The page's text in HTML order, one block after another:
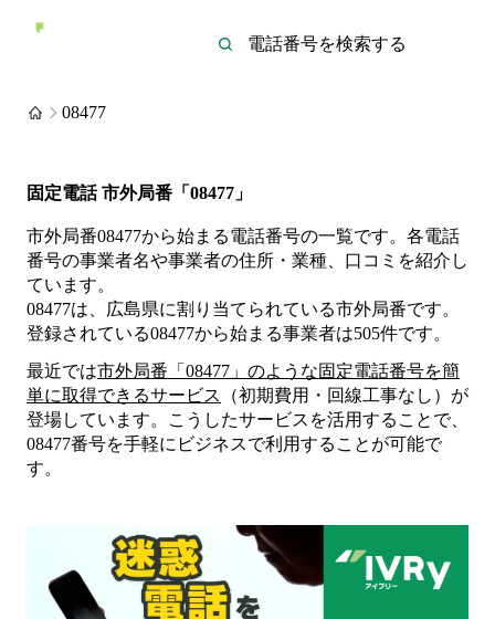
08477
固定電話 市外局番「08477」
市外局番08477から始まる電話番号の一覧です。各電話
番号の事業者名や事業者の住所・業種、口コミを紹介し
ています。
08477は、広島県に割り当てられている市外局番です。
登録されている08477から始まる事業者は505件です。
最近では市外局番「 08477 」のような固定電話番号を簡
単に取得できるサービス
（初期費用・回線工事なし）が
登場しています。こうしたサービスを活用することで、
08477番号を手軽にビジネスで利用することが可能で
す。